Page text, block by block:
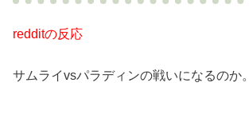
redditの反応
サムライvsパラディンの戦いになるのか。